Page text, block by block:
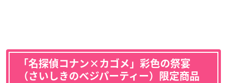
「名探偵コナン×カゴメ」彩色の祭宴
（さいしきのベジパーティー）限定商品